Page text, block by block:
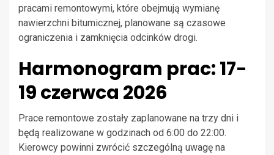
pracami remontowymi, które obejmują wymianę
nawierzchni bitumicznej, planowane są czasowe
ograniczenia i zamknięcia odcinków drogi.
Harmonogram prac: 17-
19 czerwca 2026
Prace remontowe zostały zaplanowane na trzy dni i
będą realizowane w godzinach od 6:00 do 22:00.
Kierowcy powinni zwrócić szczególną uwagę na